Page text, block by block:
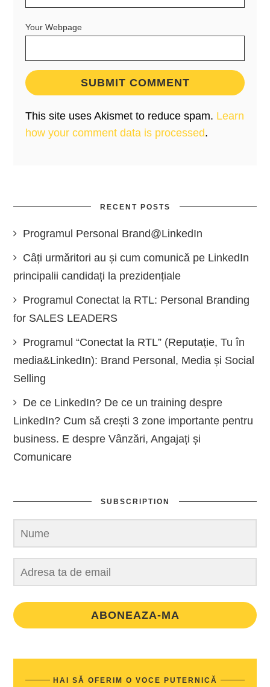
Your Webpage
This site uses Akismet to reduce spam. Learn
how your comment data is processed.
RECENT POSTS
Programul Personal Brand@LinkedIn
Câți urmăritori au și cum comunică pe LinkedIn
principalii candidați la prezidențiale
Programul Conectat la RTL: Personal Branding
for SALES LEADERS
Programul “Conectat la RTL” (Reputație, Tu în
media&LinkedIn): Brand Personal, Media și Social
Selling
De ce LinkedIn? De ce un training despre
LinkedIn? Cum să crești 3 zone importante pentru
business. E despre Vânzări, Angajați și
Comunicare
SUBSCRIPTION
ABONEAZA-MA
HAI SĂ OFERIM O VOCE PUTERNICĂ